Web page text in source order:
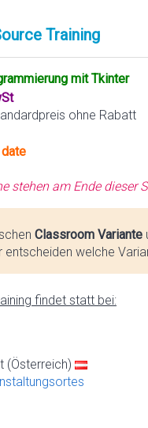
Training
mit Tkinter
ohne Rabatt
stehen am Ende dieser
Classroom Variante
welche
findet statt bei:
(Österreich)